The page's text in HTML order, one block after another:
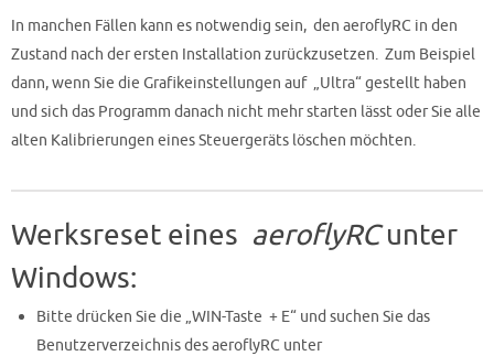
In manchen Fällen kann es notwendig sein, den aeroflyRC in den
Zustand nach der ersten Installation zurückzusetzen. Zum Beispiel
dann, wenn Sie die Grafikeinstellungen auf „Ultra“ gestellt haben
und sich das Programm danach nicht mehr starten lässt oder Sie alle
alten Kalibrierungen eines Steuergeräts löschen möchten.
Werksreset eines aeroflyRCunter
Windows:
Bitte drücken Sie die „WIN-Taste + E“ und suchen Sie das
Benutzerverzeichnis des aeroflyRC unter